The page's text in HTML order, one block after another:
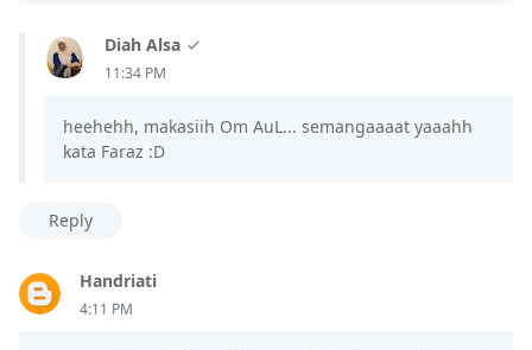
Diah Alsa
11:34 PM
heehehh, makasiih Om AuL... semangaaaat yaaahh
kata Faraz :D
Reply
Handriati
4:11 PM